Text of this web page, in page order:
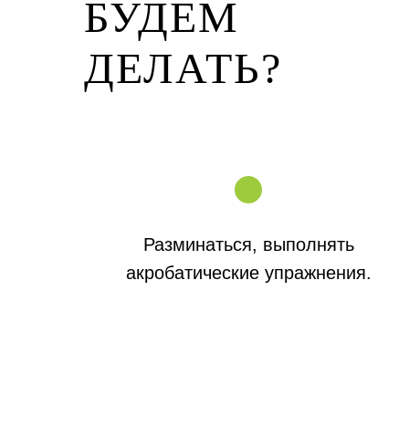
БУДЕМ
ДЕЛАТЬ?
Разминаться, выполнять
акробатические упражнения.